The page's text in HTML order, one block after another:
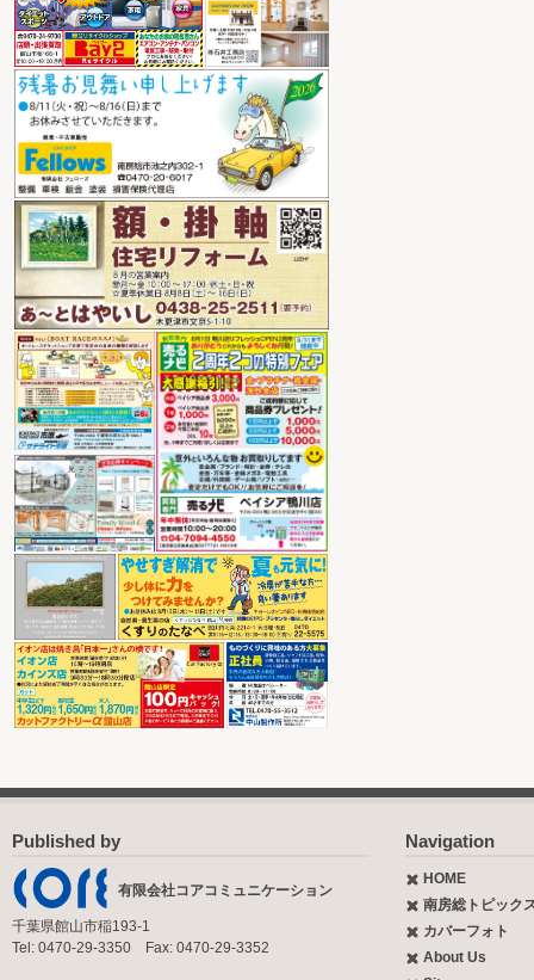
Published by
有限会社コアコミュニケーション
千葉県館山市稲193-1
Tel: 0470-29-3350 Fax: 0470-29-3352
Navigation
HOME
南房総トピック
カバーフォト
About Us